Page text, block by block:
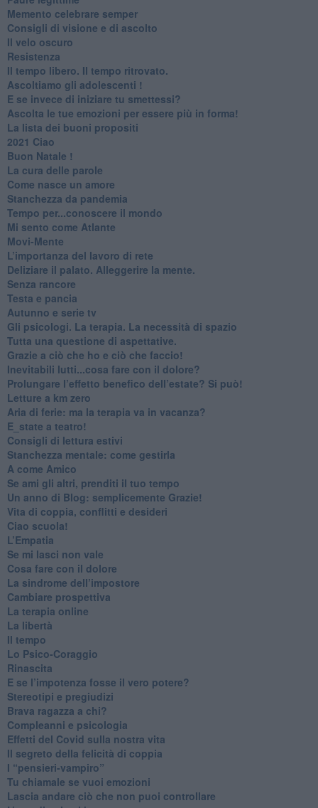
​Memento celebrare semper
​Consigli di visione e di ascolto
​Il velo oscuro
Resistenza
​Il tempo libero. Il tempo ritrovato.
Ascoltiamo gli adolescenti !
​E se invece di iniziare tu smettessi?
​Ascolta le tue emozioni per essere più in forma!
​La lista dei buoni propositi
2021 Ciao
Buon Natale !
​La cura delle parole
​Come nasce un amore
Stanchezza da pandemia
​Tempo per...conoscere il mondo
​Mi sento come Atlante
​Movi-Mente
​L’importanza del lavoro di rete
​Deliziare il palato. Alleggerire la mente.
​Senza rancore
​Testa e pancia
​Autunno e serie tv
​Gli psicologi. La terapia. La necessità di spazio
​Tutta una questione di aspettative.
​Grazie a ciò che ho e ciò che faccio!
​Inevitabili lutti...cosa fare con il dolore?
Prolungare l’effetto benefico dell’estate? Si può!
​Letture a km zero
​Aria di ferie: ma la terapia va in vacanza?
​E_state a teatro!
​Consigli di lettura estivi
​Stanchezza mentale: come gestirla
​A come Amico
​Se ami gli altri, prenditi il tuo tempo
​Un anno di Blog: semplicemente Grazie!
​Vita di coppia, conflitti e desideri
​Ciao scuola!
​L’Empatia
​Se mi lasci non vale
Cosa fare con il dolore
​La sindrome dell’impostore
​Cambiare prospettiva
La terapia online
La libertà
​Il tempo
​Lo Psico-Coraggio
Rinascita
​E se l’impotenza fosse il vero potere?
Stereotipi e pregiudizi
​Brava ragazza a chi?
​Compleanni e psicologia
Effetti del Covid sulla nostra vita
Il segreto della felicità di coppia
​I “pensieri-vampiro”
​Tu chiamale se vuoi emozioni
​Lascia andare ciò che non puoi controllare